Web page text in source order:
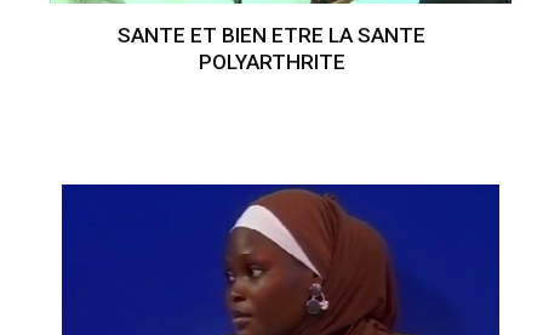
SANTE ET BIEN ETRE LA SANTE
POLYARTHRITE